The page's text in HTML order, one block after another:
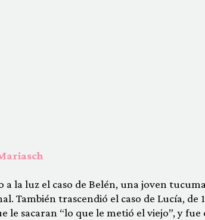
a la luz el caso de Belén, una joven
También trascendió el caso de Lucía, de
le sacaran “lo que le metió el viejo”, y